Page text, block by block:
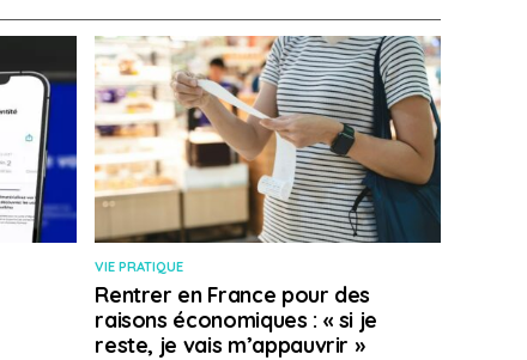
VIE PRATIQUE
Rentrer en France pour des
raisons économiques : « si je
reste, je vais m’appauvrir »